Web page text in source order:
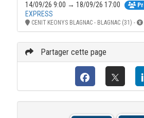
14/09/26 9:00 → 18/09/26 17:00
EXPRESS
CENIT KEONYS BLAGNAC - BLAGNAC (31) -
Partager cette page